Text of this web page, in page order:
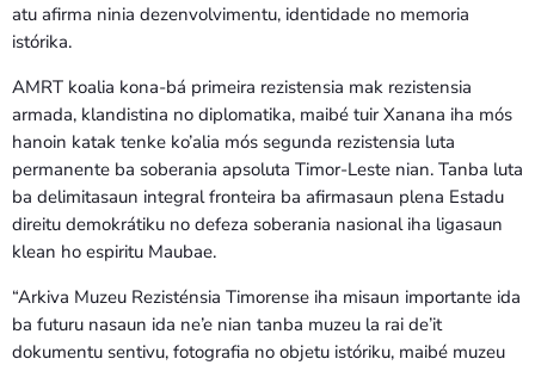
atu afirma ninia dezenvolvimentu, identidade no memoria
istórika.
AMRT koalia kona-bá primeira rezistensia mak rezistensia
armada, klandistina no diplomatika, maibé tuir Xanana iha mós
hanoin katak tenke ko’alia mós segunda rezistensia luta
permanente ba soberania apsoluta Timor-Leste nian. Tanba luta
ba delimitasaun integral fronteira ba afirmasaun plena Estadu
direitu demokrátiku no defeza soberania nasional iha ligasaun
klean ho espiritu Maubae.
“Arkiva Muzeu Rezisténsia Timorense iha misaun importante ida
ba futuru nasaun ida ne’e nian tanba muzeu la rai de’it
dokumentu sentivu, fotografia no objetu istóriku, maibé muzeu